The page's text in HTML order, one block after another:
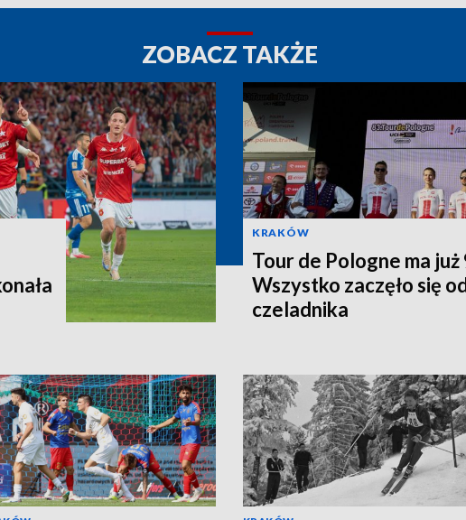
ZOBACZ TAKŻE
KRAKÓW
Tour de Pologne ma już
Wszystko zaczęło się
czeladnika